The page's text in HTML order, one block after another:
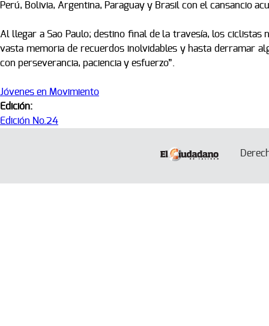
Perú, Bolivia, Argentina, Paraguay y Brasil con el cansancio
Al llegar a Sao Paulo; destino final de la travesía, los ciclistas
vasta memoria de recuerdos inolvidables y hasta derramar
con perseverancia, paciencia y esfuerzo”.
Jóvenes en Movimiento
Edición:
Edición No.24